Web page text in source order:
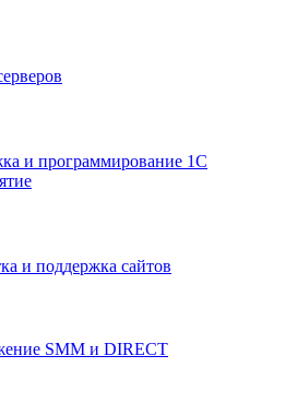
и программирование 1С
и поддержка сайтов
SMM и DIRECT